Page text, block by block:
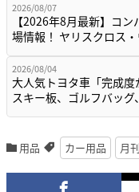
2026/08/07
【2026年8月最新】コ
場情報！ ヤリスクロス
2026/08/04
大人気トヨタ車「完成度
スキー板、ゴルフバッ
用品 カー用品 月